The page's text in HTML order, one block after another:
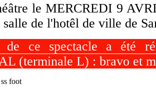
le MERCREDI 9
salle de l'hotêl de ville de
de ce spectacle a été
(terminale L) : bravo et